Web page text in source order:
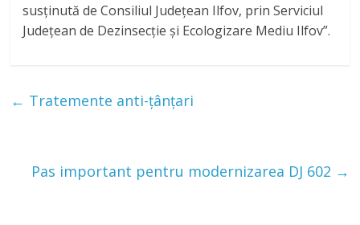
susținută de Consiliul Județean Ilfov, prin Serviciul
Județean de Dezinsecție și Ecologizare Mediu Ilfov”.
← Tratemente anti-țânțari
Pas important pentru modernizarea DJ 602 →